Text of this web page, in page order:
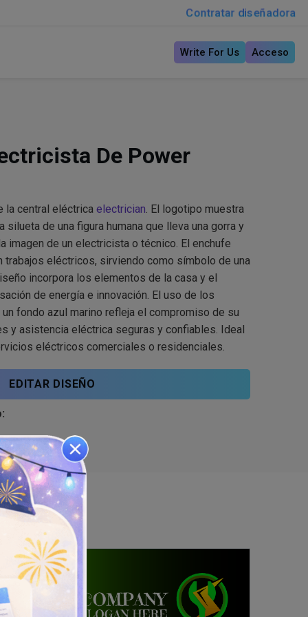
Contratar diseñadora
Write For Us Acceso
De Power
la central eléctrica electrician. El logotipo muestra
silueta de una figura humana que lleva una gorra y
imagen de un electricista o técnico. El enchufe
trabajos eléctricos, sirviendo como símbolo de una
incorpora los elementos de la casa y el
de energía e innovación. El uso de los
fondo azul marino refleja el compromiso de su
y asistencia eléctrica seguras y confiables. Ideal
eléctricos comerciales o residenciales.
EDITAR DISEÑO